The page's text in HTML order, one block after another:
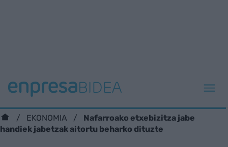
EKONOMIA
Nafarroako etxebizitza jabe
handiek jabetzak aitortu beharko dituzte